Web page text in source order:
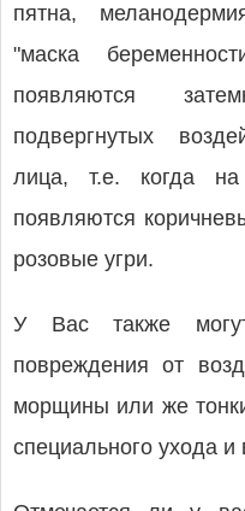
пятна,
"маска
появляются
подвергнутых
лица, т.е. когда
появляются
розовые угри.
У Вас также
повреждения от
морщины или же
специального ухода и